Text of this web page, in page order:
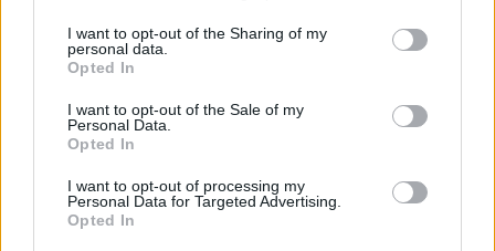
not limited to your visit or usage behaviour. You may click to
grant or deny consent to Google and its third-party tags to
use your data for below specified purposes in below Google
consent section.
I want to opt-out of the Sharing of my
personal data.
Opted In
I want to opt-out of the Sale of my
Personal Data.
Opted In
I want to opt-out of processing my
Personal Data for Targeted Advertising.
Opted In
ΕΛΛΑΔΑ